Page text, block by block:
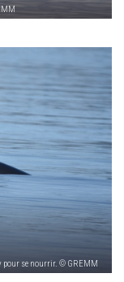
pour se nourrir. © GREMM